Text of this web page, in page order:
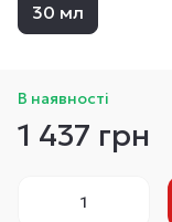
30 мл
В наявності
1 437 грн